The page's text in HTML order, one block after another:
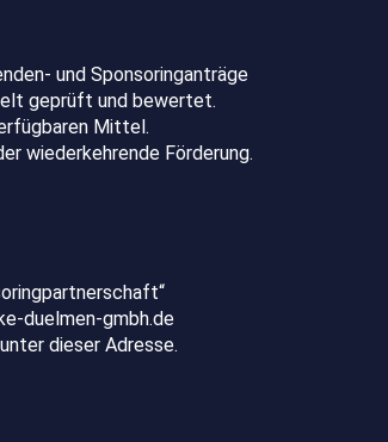
und Sponsoringanträge
geprüft und bewertet.
Mittel.
wiederkehrende Förderung.
duelmen-gmbh.de
dieser Adresse.